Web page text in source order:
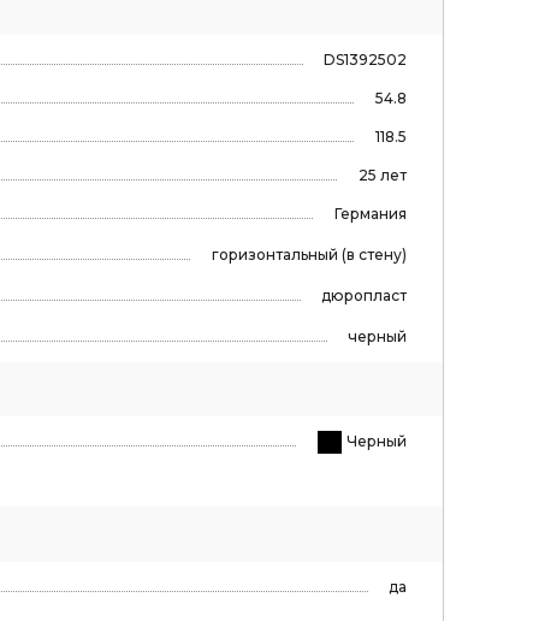
DS1392502
54.8
118.5
25 лет
Германия
горизонтальный (в стену)
дюропласт
черный
Черный
да